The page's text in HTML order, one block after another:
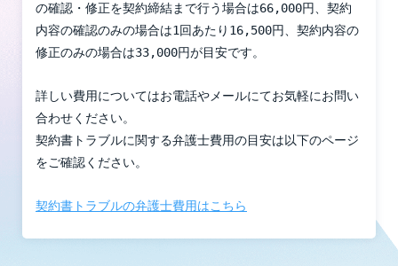
の確認・修正を契約締結まで行う場合は66,000円、契約
内容の確認のみの場合は1回あたり16,500円、契約内容の
修正のみの場合は33,000円が目安です。
詳しい費用についてはお電話やメールにてお気軽にお問い
合わせください。
契約書トラブルに関する弁護士費用の目安は以下のページ
をご確認ください。
契約書トラブルの弁護士費用はこちら